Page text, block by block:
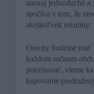
naozaj jednoduché
spočíva v tom, že
akejkoľvek tekutiny.
Orechy budeme
každom ročnom
potrebovať, vieme
kupovanie